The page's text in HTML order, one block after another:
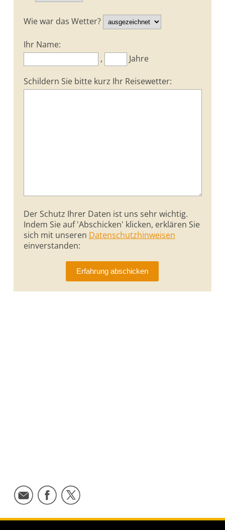
Wie war das Wetter?
Ihr Name:
,
Jahre
Schildern Sie bitte kurz Ihr Reisewetter:
Der Schutz Ihrer Daten ist uns sehr wichtig.
Indem Sie auf 'Abschicken' klicken, erklären Sie
sich mit unseren Datenschutzhinweisen
einverstanden: